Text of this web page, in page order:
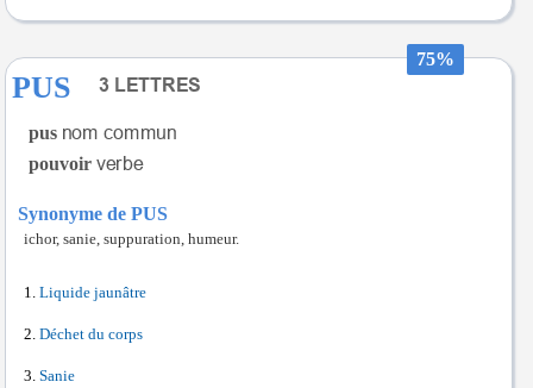
75%
PUS
pus
pouvoir
Synonyme de PUS
ichor, sanie, suppuration, humeur.
Liquide jaunâtre
Déchet du corps
Sanie